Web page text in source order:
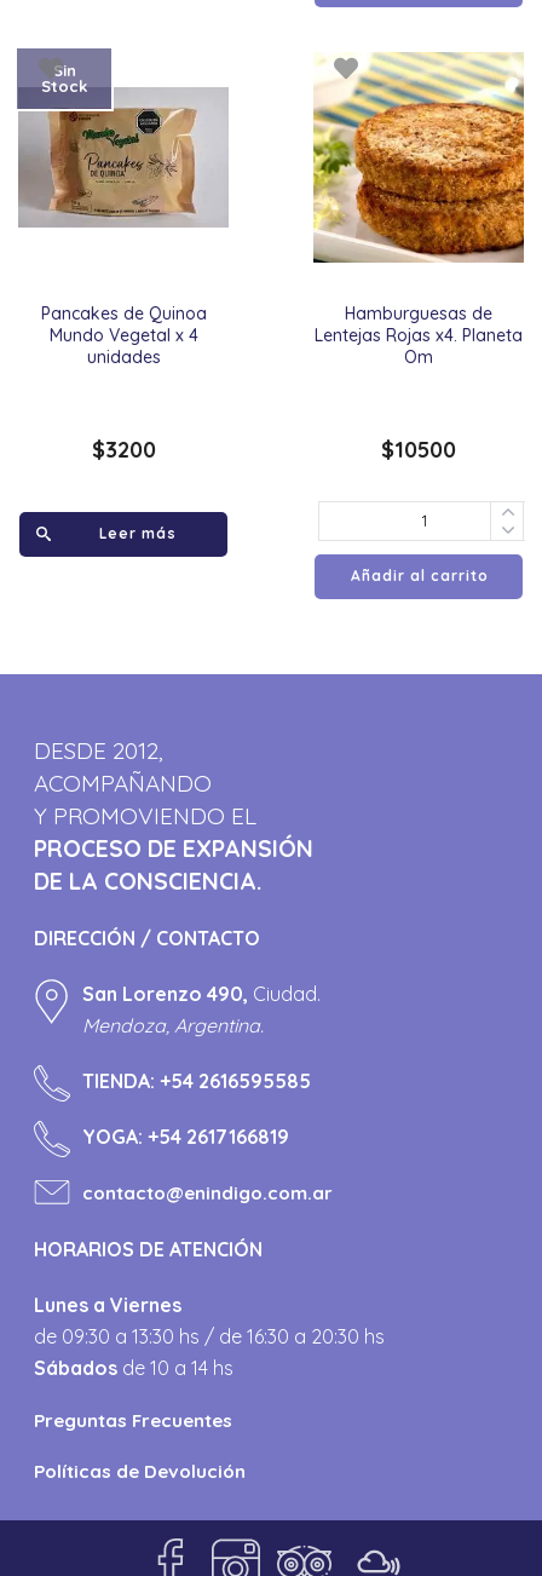
Pancakes de Quinoa
Mundo Vegetal x 4
unidades
Sin
Stock
$3200
Leer más
Hamburguesas de
Lentejas Rojas x4. Planeta
Om
$10500
Añadir al carrito
DESDE 2012,
ACOMPAÑANDO
Y PROMOVIENDO EL
PROCESO DE EXPANSIÓN
DE LA CONSCIENCIA.
DIRECCIÓN / CONTACTO
San Lorenzo 490, Ciudad.
Mendoza, Argentina.
TIENDA:+54 2616595585
YOGA:+54 2617166819
contacto@enindigo.com.ar
HORARIOS DE ATENCIÓN
Lunes a Viernes
de 09:30 a 13:30 hs / de 16:30 a 20:30 hs
Sábados de 10 a 14 hs
Preguntas Frecuentes
Políticas de Devolución